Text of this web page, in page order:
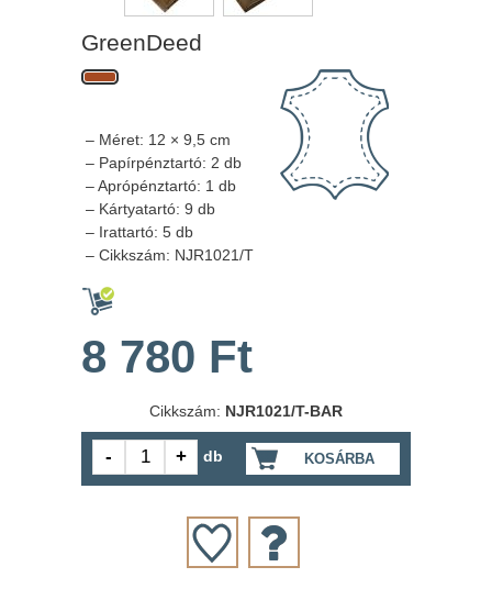
GreenDeed
– Méret: 12 × 9,5 cm
– Papírpénztartó: 2 db
– Aprópénztartó: 1 db
– Kártyatartó: 9 db
– Irattartó: 5 db
– Cikkszám: NJR1021/T
8 780 Ft
Cikkszám: NJR1021/T-BAR
KOSÁRBA
db